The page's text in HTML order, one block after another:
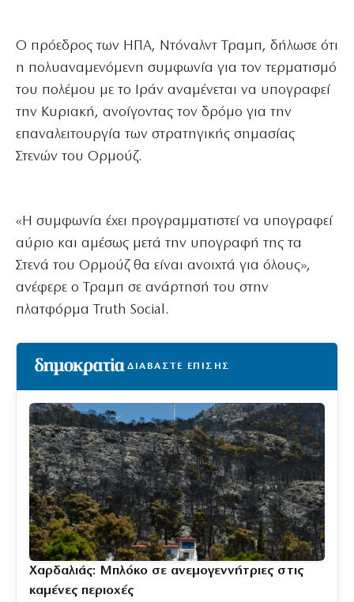
Ο πρόεδρος των ΗΠΑ, Ντόναλντ Τραμπ, δήλωσε ότι
η πολυαναμενόμενη συμφωνία για τον τερματισμό
του πολέμου με το Ιράν αναμένεται να υπογραφεί
την Κυριακή, ανοίγοντας τον δρόμο για την
επαναλειτουργία των στρατηγικής σημασίας
Στενών του Ορμούζ.
«Η συμφωνία έχει προγραμματιστεί να υπογραφεί
αύριο και αμέσως μετά την υπογραφή της τα
Στενά του Ορμούζ θα είναι ανοιχτά για όλους»,
ανέφερε ο Τραμπ σε ανάρτησή του στην
πλατφόρμα Truth Social.
ΔΙΑΒΑΣΤΕ ΕΠΙΣΗΣ
Χαρδαλιάς: Μπλόκο σε ανεμογεννήτριες στις
καμένες περιοχές